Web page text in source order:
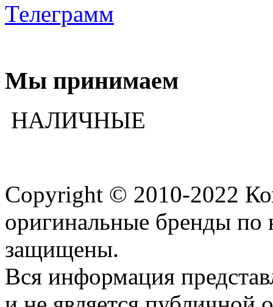
Телеграмм
Мы принимаем
НАЛИЧНЫЕ
Copyright © 2010-2022
оригинальные бренды по
защищены.
Вся информация